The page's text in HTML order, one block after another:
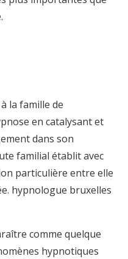
la famille de
en catalysant et
dans son
familial établit avec
particulière entre elle
hypnologue bruxelles
comme quelque
hypnotiques